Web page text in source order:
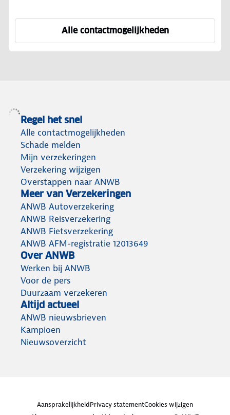
Alle contactmogelijkheden
om ANWB Verzekeren te
Regel het snel
Alle contactmogelijkheden
Schade melden
Mijn verzekeringen
Verzekering wijzigen
Overstappen naar ANWB
Meer van Verzekeringen
ANWB Autoverzekering
ANWB Reisverzekering
ANWB Fietsverzekering
ANWB AFM-registratie 12013649
Over ANWB
Werken bij ANWB
Voor de pers
Duurzaam verzekeren
Altijd actueel
ANWB nieuwsbrieven
Kampioen
Nieuwsoverzicht
AansprakelijkheidPrivacy statementCookies wijzigen